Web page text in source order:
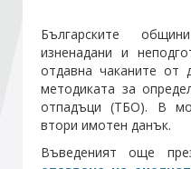
Българските
изненадани и
отдавна чаканите от
методиката за
отпадъци (ТБО). В
втори имотен данък.
Въведеният още